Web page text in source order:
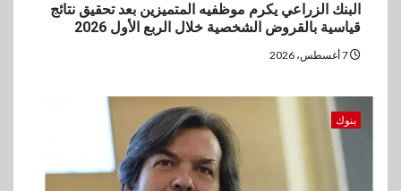
البنك الزراعي يكرم موظفيه المتميزين بعد تحقيق نتائج
قياسية بالقروض الشخصية خلال الربع الأول 2026
بنوك